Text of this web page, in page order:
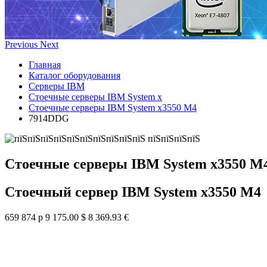
Previous Next
Главная
Каталог оборудования
Серверы IBM
Стоечные серверы IBM System x
Стоечные серверы IBM System x3550 M4
7914DDG
Стоечные серверы IBM System x3550
Стоечный сервер IBM System x3550 M4
659 874 р 9 175.00 $ 8 369.93 €